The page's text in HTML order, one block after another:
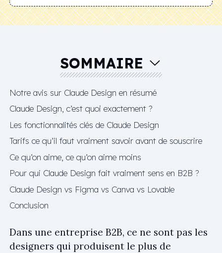
SOMMAIRE
Notre avis sur Claude Design en résumé
Claude Design, c’est quoi exactement ?
Les fonctionnalités clés de Claude Design
Tarifs ce qu’il faut vraiment savoir avant de souscrire
Ce qu’on aime, ce qu’on aime moins
Pour qui Claude Design fait vraiment sens en B2B ?
Claude Design vs Figma vs Canva vs Lovable
Conclusion
Dans une entreprise B2B, ce ne sont pas les
designers qui produisent le plus de